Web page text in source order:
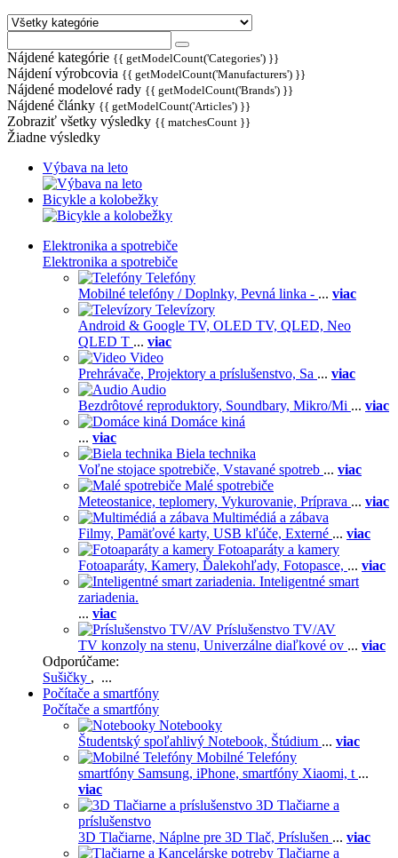
Nájdené kategórie {{ getModelCount('Categories') }}
Nájdení výrobcovia {{ getModelCount('Manufacturers') }}
Nájdené modelové rady {{ getModelCount('Brands') }}
Nájdené články {{ getModelCount('Articles') }}
Zobraziť všetky výsledky {{ matchesCount }}
Žiadne výsledky
Výbava na leto
Bicykle a kolobežky
Elektronika a spotrebiče
Elektronika a spotrebiče
Telefóny
Mobilné telefóny / Doplnky, Pevná linka - ... viac
Televízory
Android & Google TV, OLED TV, QLED, Neo
QLED T ... viac
Video
Prehrávače, Projektory a príslušenstvo, Sa ... viac
Audio
Bezdrôtové reproduktory, Soundbary, Mikro/Mi ... viac
Domáce kiná
... viac
Biela technika
Voľne stojace spotrebiče, Vstavané spotreb ... viac
Malé spotrebiče
Meteostanice, teplomery, Vykurovanie, Príprava ... viac
Multimédiá a zábava
Filmy, Pamäťové karty, USB kľúče, Externé ... viac
Fotoaparáty a kamery
Fotoaparáty, Kamery, Ďalekohľady, Fotopasce, ... viac
Inteligentné smart
zariadenia.
... viac
Príslušenstvo TV/AV
TV konzoly na stenu, Univerzálne diaľkové ov ... viac
Odporúčame:
Sušičky , ...
Počítače a smartfóny
Počítače a smartfóny
Notebooky
Študentský spoľahlivý Notebook, Štúdium ... viac
Mobilné Telefóny
smartfóny Samsung, iPhone, smartfóny Xiaomi, t ...
viac
3D Tlačiarne a
príslušenstvo
3D Tlačiarne, Náplne pre 3D Tlač, Príslušen ... viac
Tlačiarne a